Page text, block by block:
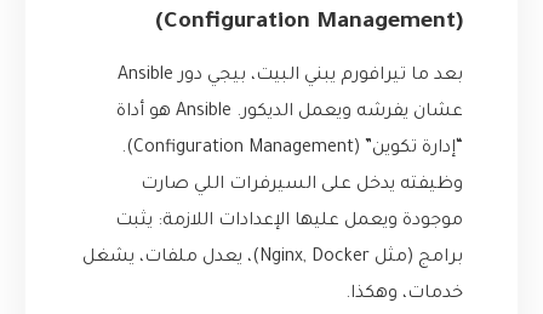
(Configuration Management)
بعد ما تيرافورم يبني البيت، بيجي دور Ansible
عشان يفرشه ويعمل الديكور. Ansible هو أداة
“إدارة تكوين” (Configuration Management).
وظيفته يدخل على السيرفرات اللي صارت
موجودة ويعمل عليها الإعدادات اللازمة: يثبت
برامج (مثل Nginx, Docker)، يعدل ملفات، يشغل
خدمات، وهكذا.